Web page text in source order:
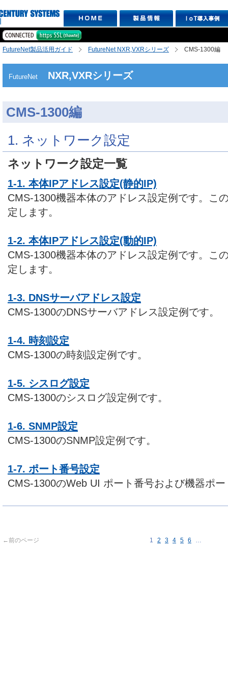
FutureNet製品活用ガイド FutureNet NXR,VXRシリーズ CMS-1300編
FutureNet NXR,VXRシリーズ
CMS-1300編
1. ネットワーク設定
ネットワーク設定一覧
1-1. 本体IPアドレス設定(静的IP)
CMS-1300機器本体のアドレス設定例です。こ
定します。
1-2. 本体IPアドレス設定(動的IP)
CMS-1300機器本体のアドレス設定例です。こ
定します。
1-3. DNSサーバアドレス設定
CMS-1300のDNSサーバアドレス設定例です。
1-4. 時刻設定
CMS-1300の時刻設定例です。
1-5. シスログ設定
CMS-1300のシスログ設定例です。
1-6. SNMP設定
CMS-1300のSNMP設定例です。
1-7. ポート番号設定
CMS-1300のWeb UI ポート番号および機器ポ
←前のページ 1 2 3 4 5 6 …